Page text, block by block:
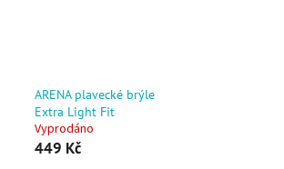
ARENA plavecké brýle
Extra Light Fit
Vyprodáno
449 Kč